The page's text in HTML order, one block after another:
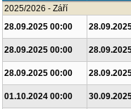
2025/2026 - Září
28.09.2025 00:00
28.09.2025 00:00
28.09.2025 00:00
01.10.2024 00:00